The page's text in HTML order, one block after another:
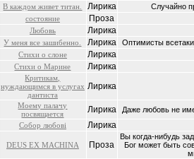
В каждом живет титан.
Лирика
Случайно
состояние
Проза
Любовь
Лирика
У меня все зашибенно.
Лирика
Оптимисты
Cтихи о слоне
Лирика
Cтихи о Марине
Лирика
Критикам,
нуждающимся в услугах
дантиста
Лирика
Моему палачу
посвящается
Лирика
Даже любовь не
Собор любові
Лирика
DEUS EX MACHINA Проза
Вы когда-нибудь
Бог может быть